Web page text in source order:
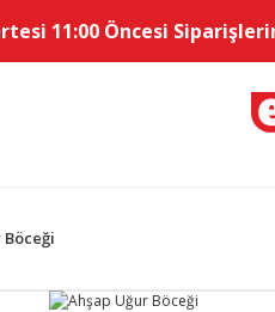
11:00 Öncesi